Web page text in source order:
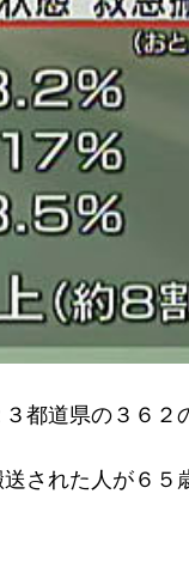
都道県の３６２
された人が６５